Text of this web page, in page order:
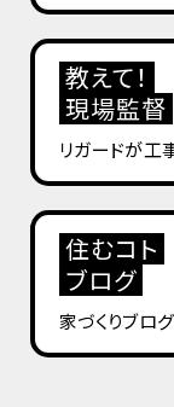
教えて！
現場監督
リガードが工
住むコト
ブログ
家づくりブログ